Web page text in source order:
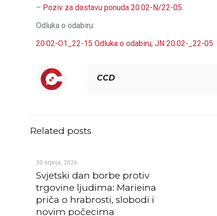
– Poziv za dostavu ponuda 20.02-N/22-05.
Odluka o odabiru:
20.02-O1_22-15 Odluka o odabiru, JN 20.02-_22-05
CCD
Related posts
30 srpnja, 2026
Svjetski dan borbe protiv
trgovine ljudima: Marieina
priča o hrabrosti, slobodi i
novim počecima